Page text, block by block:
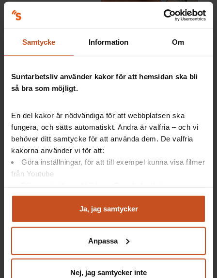
Samtycke Information Om
Suntarbetsliv använder kakor för att hemsidan ska bli
så bra som möjligt.
En del kakor är nödvändiga för att webbplatsen ska
fungera, och sätts automatiskt. Andra är valfria – och vi
behöver ditt samtycke för att använda dem. De valfria
kakorna använder vi för att:
Göra inställningar, för att till exempel kunna visa filmer
från Youtube
Analysera trafik för att kunna visa riktad information
Du kan när som helst återta ditt godkännande genom att
integritet@suntarbetsliv.se.
Ja, jag samtycker
Anpassa
Nej, jag samtycker inte
återhämtning
Forskning på 5 – återhämtning i
praktiken.
Se en kort film och läs om vad forskningen
kommit fram till
Bestäm hur ni vill jobba vidare
Artiklar: Så gör andra
Här får de ny energi under arbetsdagen
"Vi ser varandras förmågor"
De hjälper gruppen att få syn på sina
Artiklar: Forskning
Verktyg ska visa behovet av